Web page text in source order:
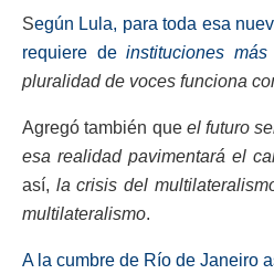
Según Lula, para toda esa
requiere deinstituciones más
pluralidad de voces funciona
Agregó también que el futuro
esa realidad pavimentará el
así, la crisis del
multilateralismo.
A la cumbre de Río de Janeiro